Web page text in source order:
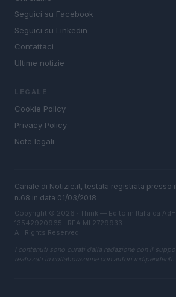
Seguici su Facebook
Seguici su Linkedin
Contattaci
Ultime notizie
LEGALE
Cookie Policy
Privacy Policy
Note legali
Canale di Notizie.it, testata registrata presso
n.68 in data 01/03/2018
Copyright © 2026 · Think — Edito in Italia da
13542920965 · REA MI 2729933
All Rights Reserved
I contenuti sono curati dalla redazione con il
realizzati in collaborazione con autori indipendenti.